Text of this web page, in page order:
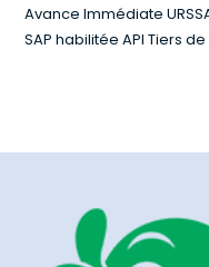
Avance Immédiate
SAP habilitée API Tiers